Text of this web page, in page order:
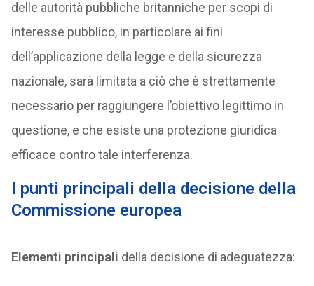
delle autorità pubbliche britanniche per scopi di
interesse pubblico, in particolare ai fini
dell’applicazione della legge e della sicurezza
nazionale, sarà limitata a ciò che è strettamente
necessario per raggiungere l’obiettivo legittimo in
questione, e che esiste una protezione giuridica
efficace contro tale interferenza.
I punti principali della decisione della
Commissione europea
Elementi principali della decisione di adeguatezza: